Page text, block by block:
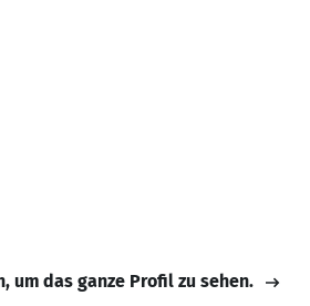
um das ganze Profil zu sehen.